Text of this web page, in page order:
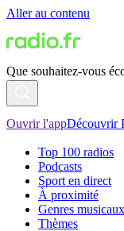
Aller au contenu
Que souhaitez-vous
Ouvrir l'appDécouvrir
Top 100 radios
Podcasts
Sport en direct
À proximité
Genres musicaux
Thèmes